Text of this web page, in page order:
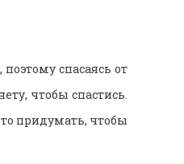
спасаясь от
чтобы спастись.
придумать, чтобы